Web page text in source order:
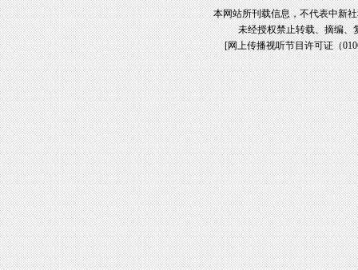
本网站所刊载信息，不代表中新
未经授权禁止转载、摘编、
[网上传播视听节目许可证（